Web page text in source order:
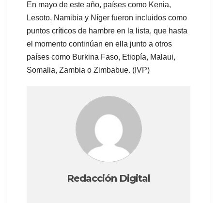
En mayo de este año, países como Kenia,
Lesoto, Namibia y Níger fueron incluidos como
puntos críticos de hambre en la lista, que hasta
el momento continúan en ella junto a otros
países como Burkina Faso, Etiopía, Malaui,
Somalia, Zambia o Zimbabue. (IVP)
Redacción Digital